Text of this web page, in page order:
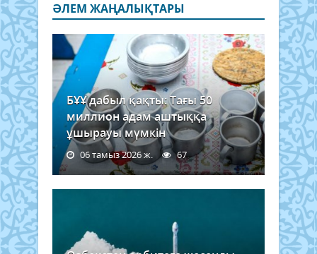
ӘЛЕМ ЖАҢАЛЫҚТАРЫ
БҰҰ дабыл қақты: Тағы 50
миллион адам аштыққа
ұшырауы мүмкін
06 тамыз 2026 ж. 67